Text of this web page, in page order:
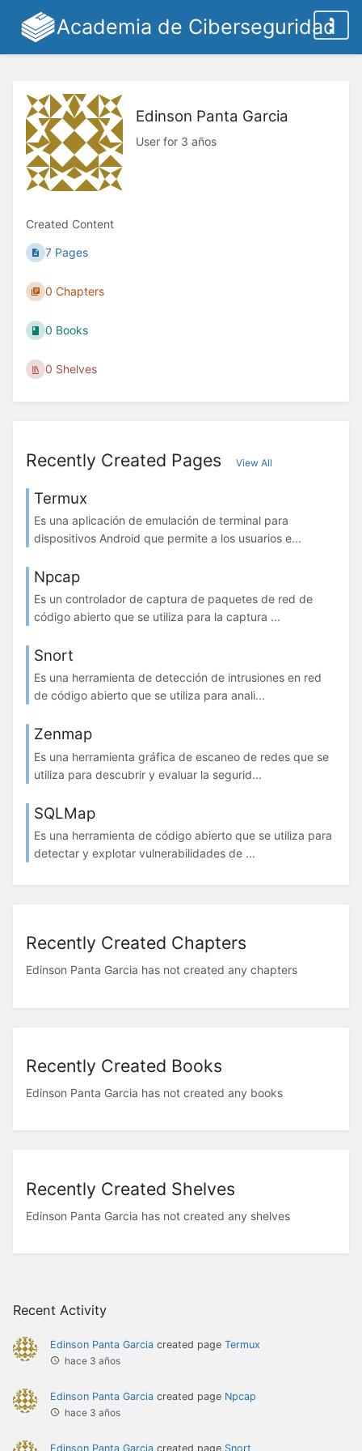
Academia de Ciberseguridad
Recent Activity
Edinson Panta Garcia created page Termux
hace 3 años
Edinson Panta Garcia created page Npcap
hace 3 años
Edinson Panta Garcia created page Snort
Edinson Panta Garcia
User for 3 años
Created Content
7 Pages
0 Chapters
0 Books
0 Shelves
Recently Created Pages View All
Termux
Es una aplicación de emulación de terminal para
dispositivos Android que permite a los usuarios e...
Npcap
Es un controlador de captura de paquetes de red de
código abierto que se utiliza para la captura ...
Snort
Es una herramienta de detección de intrusiones en red
de código abierto que se utiliza para anali...
Zenmap
Es una herramienta gráfica de escaneo de redes que se
utiliza para descubrir y evaluar la segurid...
SQLMap
Es una herramienta de código abierto que se utiliza para
detectar y explotar vulnerabilidades de ...
Recently Created Chapters
Edinson Panta Garcia has not created any chapters
Recently Created Books
Edinson Panta Garcia has not created any books
Recently Created Shelves
Edinson Panta Garcia has not created any shelves